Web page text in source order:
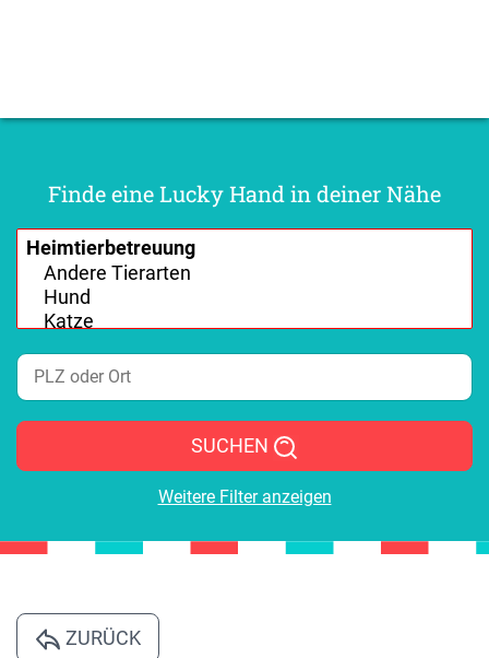
Finde eine Lucky Hand in deiner Nähe
SUCHEN
Weitere Filter anzeigen
ZURÜCK